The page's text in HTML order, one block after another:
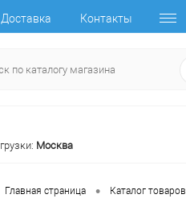
Доставка Контакты
Москва
Главная страница • Каталог товаров